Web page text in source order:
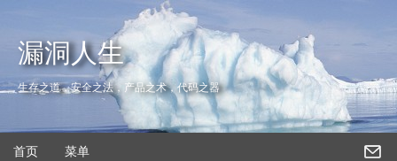
漏洞人生
生存之道，安全之法，产品之术，代码之器
首页 菜单